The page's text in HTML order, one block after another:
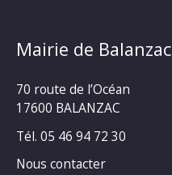
Mairie de Balanzac
70 route de l’Océan
17600 BALANZAC
Tél. 05 46 94 72 30
Nous contacter